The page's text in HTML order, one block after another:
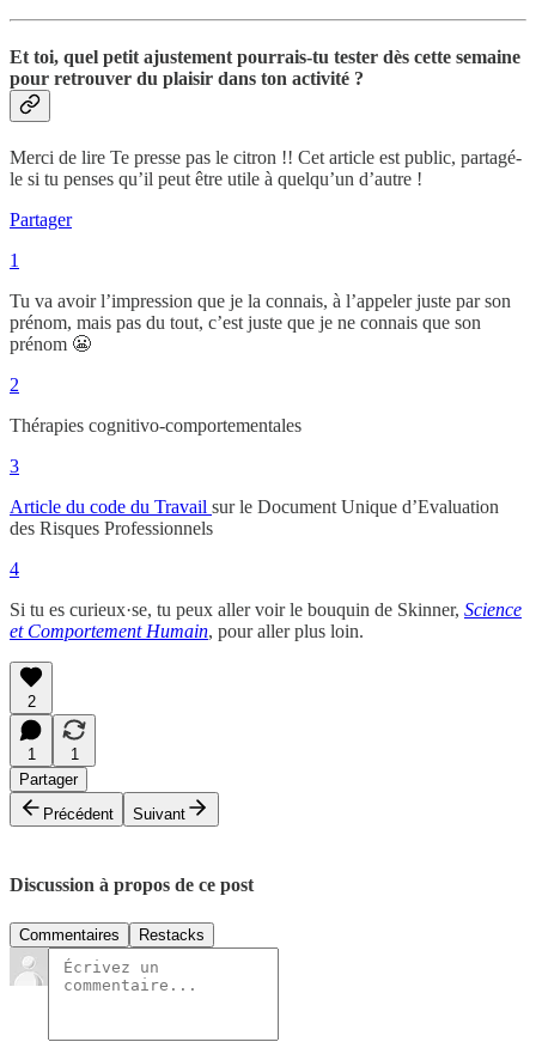
Et toi, quel petit ajustement pourrais-tu tester dès cette semaine
pour retrouver du plaisir dans ton activité ?
Merci de lire Te presse pas le citron !! Cet article est public, partagé-
le si tu penses qu’il peut être utile à quelqu’un d’autre !
Partager
1
Tu va avoir l’impression que je la connais, à l’appeler juste par son
prénom, mais pas du tout, c’est juste que je ne connais que son
prénom 😬
2
Thérapies cognitivo-comportementales
3
Article du code du Travail sur le Document Unique d’Evaluation
des Risques Professionnels
4
Si tu es curieux·se, tu peux aller voir le bouquin de Skinner, Science
et Comportement Humain, pour aller plus loin.
2
1
1
Partager
Précédent
Suivant
Discussion à propos de ce post
Commentaires Restacks